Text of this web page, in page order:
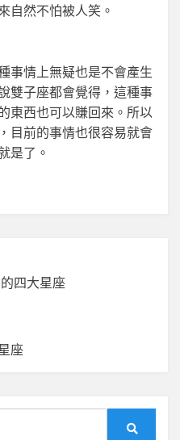
自然不怕被人笑。
情上無疑也是不會產生
雙子座都會覺得，這種事
東西也可以賺回來。所以
目前的事情也很容易就會
是了。
四大星座
座